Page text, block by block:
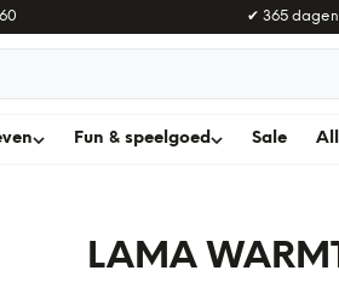
✔ 365
Fun & speelgoed Sale
LAMA